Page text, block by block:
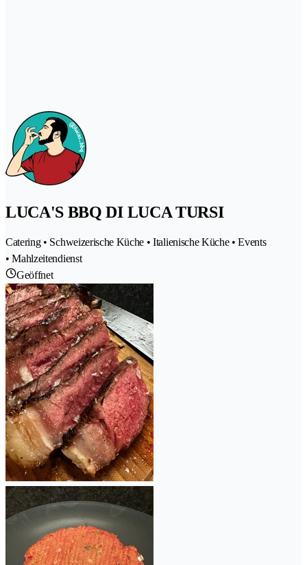
LUCA'S BBQ DI LUCA TURSI
Catering • Schweizerische Küche • Italienische Küche • Events
• Mahlzeitendienst
Geöffnet